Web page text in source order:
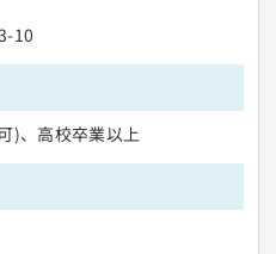
10
)、 高校卒業以上